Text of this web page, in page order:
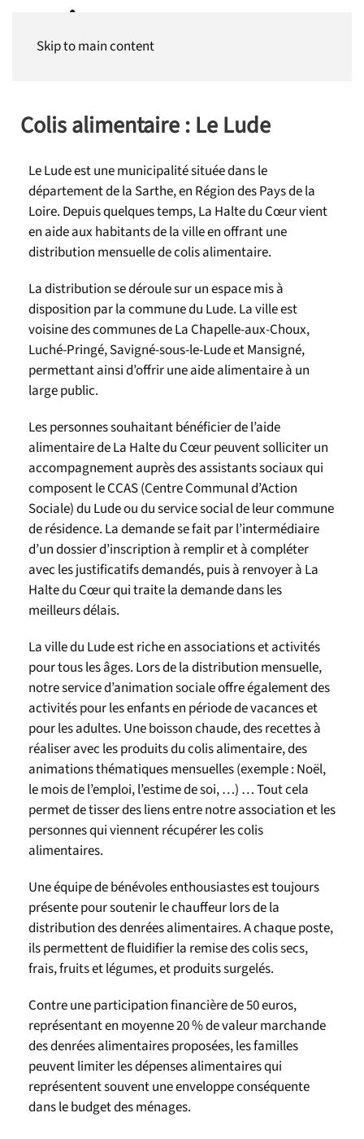
Skip to main content
Colis alimentaire : Le Lude
Le Lude est une municipalité située dans le
département de la Sarthe, en Région des Pays de la
Loire. Depuis quelques temps, La Halte du Cœur vient
en aide aux habitants de la ville en offrant une
distribution mensuelle de colis alimentaire.
La distribution se déroule sur un espace mis à
disposition par la commune du Lude. La ville est
voisine des communes de La Chapelle-aux-Choux,
Luché-Pringé, Savigné-sous-le-Lude et Mansigné,
permettant ainsi d’offrir une aide alimentaire à un
large public.
Les personnes souhaitant bénéficier de l’aide
alimentaire de La Halte du Cœur peuvent solliciter un
accompagnement auprès des assistants sociaux qui
composent le CCAS (Centre Communal d’Action
Sociale) du Lude ou du service social de leur commune
de résidence. La demande se fait par l’intermédiaire
d’un dossier d’inscription à remplir et à compléter
avec les justificatifs demandés, puis à renvoyer à La
Halte du Cœur qui traite la demande dans les
meilleurs délais.
La ville du Lude est riche en associations et activités
pour tous les âges. Lors de la distribution mensuelle,
notre service d’animation sociale offre également des
activités pour les enfants en période de vacances et
pour les adultes. Une boisson chaude, des recettes à
réaliser avec les produits du colis alimentaire, des
animations thématiques mensuelles (exemple : Noël,
le mois de l’emploi, l’estime de soi, …) … Tout cela
permet de tisser des liens entre notre association et les
personnes qui viennent récupérer les colis
alimentaires.
Une équipe de bénévoles enthousiastes est toujours
présente pour soutenir le chauffeur lors de la
distribution des denrées alimentaires. A chaque poste,
ils permettent de fluidifier la remise des colis secs,
frais, fruits et légumes, et produits surgelés.
Contre une participation financière de 50 euros,
représentant en moyenne 20 % de valeur marchande
des denrées alimentaires proposées, les familles
peuvent limiter les dépenses alimentaires qui
représentent souvent une enveloppe conséquente
dans le budget des ménages.
Panneau de gestion des cookies